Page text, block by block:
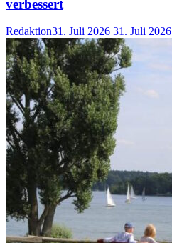
verbessert
Redaktion31. Juli 2026 31. Juli 2026